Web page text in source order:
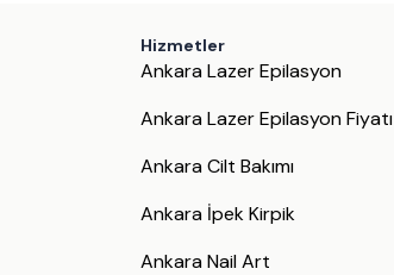
Hizmetler
Ankara Lazer Epilasyon
Ankara Lazer Epilasyon Fiyatı
Ankara Cilt Bakımı
Ankara İpek Kirpik
Ankara Nail Art